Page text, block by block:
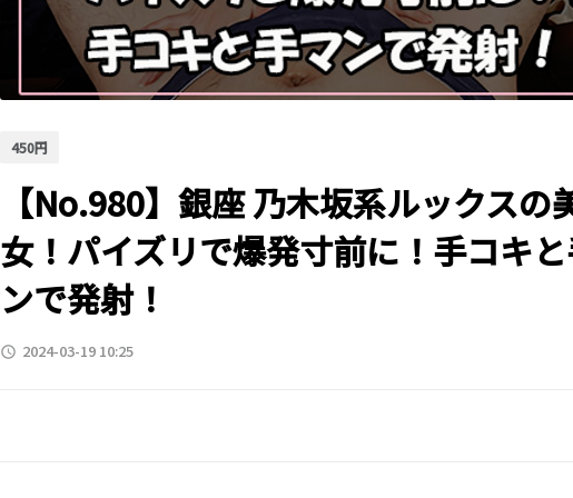
450円
【No.980】銀座 乃木坂系ルックスの
女！パイズリで爆発寸前に！手コキ
ンで発射！
access_time 2024-03-19 10:25